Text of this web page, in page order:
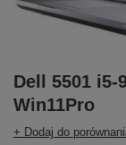
Dell 5501 i5-
Win11Pro
+ Dodaj do